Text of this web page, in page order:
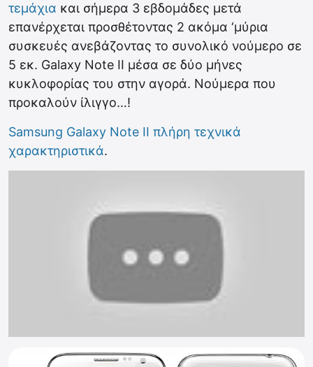
τεμάχια και σήμερα 3 εβδομάδες μετά
επανέρχεται προσθέτοντας 2 ακόμα ‘μύρια
συσκευές ανεβάζοντας το συνολικό νούμερο σε
5 εκ. Galaxy Note II μέσα σε δύο μήνες
κυκλοφορίας του στην αγορά. Νούμερα που
προκαλούν ίλιγγο…!
Samsung Galaxy Note II πλήρη τεχνικά
χαρακτηριστικά.